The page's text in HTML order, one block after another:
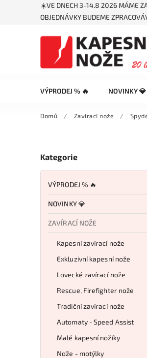
☀️VE DNECH 3-14.8 2026 MÁME
OBJEDNÁVKY BUDEME
VÝPRODEJ % 🔥 NOVINKY 💎
Domů / Zavírací nože /
Kategorie
VÝPRODEJ % 🔥
NOVINKY 💎
ZAVÍRACÍ NOŽE
Kapesní zavírací nože
Exkluzivní kapesní nože
Lovecké zavírací nože
Rescue, Firefighter nože
Tradiční zavírací nože
Automaty - Speed Assist
Malé kapesní nožíky
Nože - motýlky